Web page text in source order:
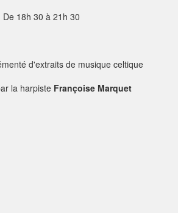
De 18h 30 à 21h 30
d'extraits de musique celtique
la harpiste Françoise Marquet